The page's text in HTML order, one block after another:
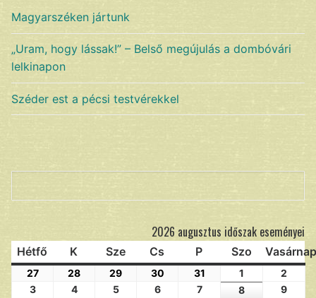
Magyarszéken jártunk
„Uram, hogy lássak!” – Belső megújulás a dombóvári
lelkinapon
Széder est a pécsi testvérekkel
2026 augusztus időszak eseményei
Hétfő K Sze Cs P Szo Vasárnap
27 28 29 30 31 1
2
3
4 5 6 7 8
9